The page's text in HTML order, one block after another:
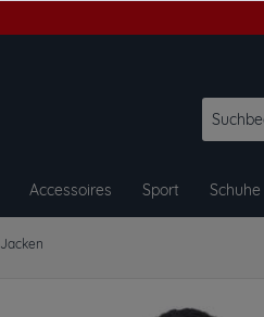
Accessoires Sport Schuhe
Jacken